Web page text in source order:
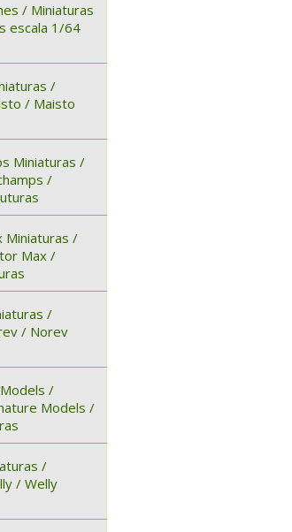
/ Miniaturas
escala 1/64
/
/ Maisto
Miniaturas /
/
Miniaturas /
Max /
/
/ Norev
/
Models /
/
/ Welly